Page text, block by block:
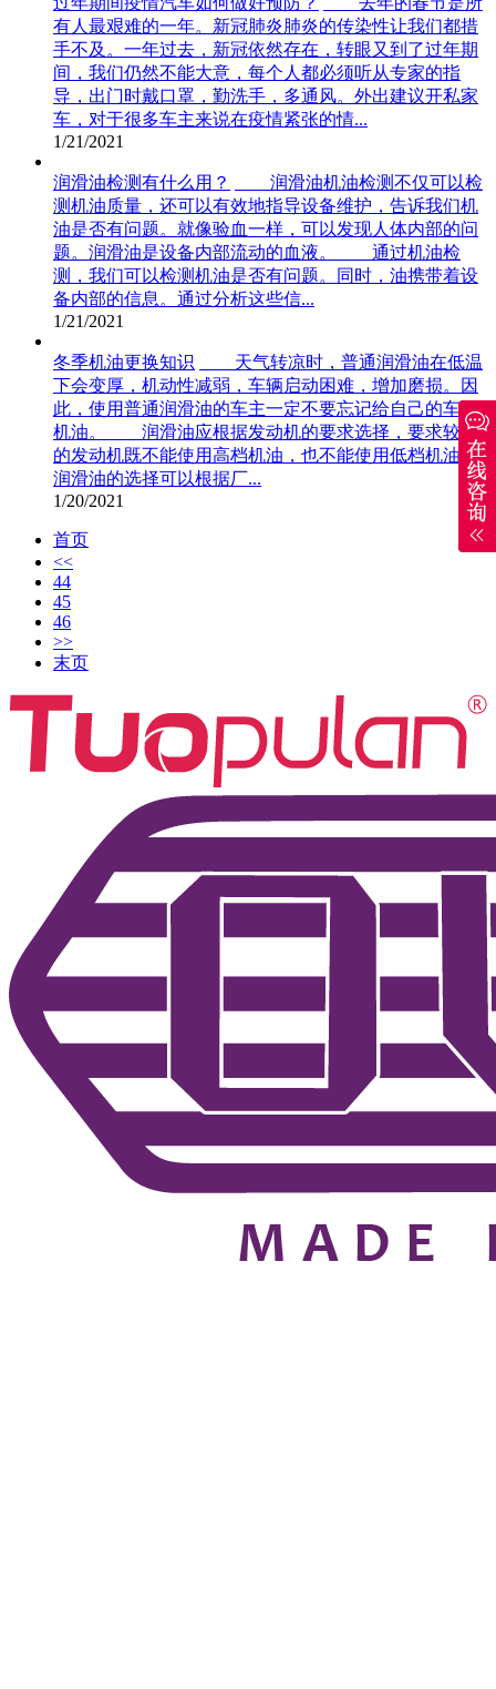
有人最艰难的一年。新冠肺炎肺炎的传染性让我们都措
手不及。一年过去，新冠依然存在，转眼又到了过年期
间，我们仍然不能大意，每个人都必须听从专家的指
导，出门时戴口罩，勤洗手，多通风。外出建议开私家
车，对于很多车主来说在疫情紧张的情...
1/21/2021
润滑油检测有什么用？
润滑油机油检测不仅可以检
测机油质量，还可以有效地指导设备维护，告诉我们机
油是否有问题。就像验血一样，可以发现人体内部的问
题。润滑油是设备内部流动的血液。 通过机油检
测，我们可以检测机油是否有问题。同时，油携带着设
备内部的信息。通过分析这些信...
1/21/2021
冬季机油更换知识
天气转凉时，普通润滑油在低温
下会变厚，机动性减弱，车辆启动困难，增加磨损。因
此，使用普通润滑油的车主一定不要忘记给自己的车换
机油。 润滑油应根据发动机的要求选择，要求较高
的发动机既不能使用高档机油，也不能使用低档机油。
润滑油的选择可以根据厂...
1/20/2021
首页
<<
44
45
46
>>
末页